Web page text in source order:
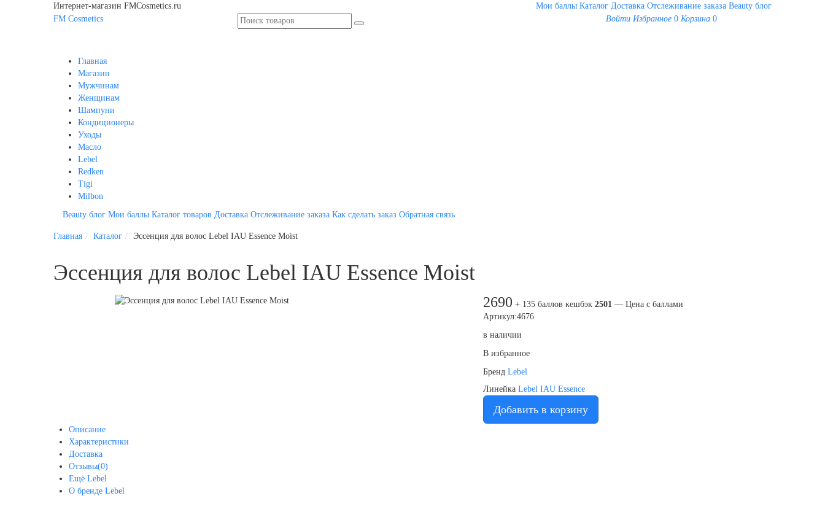
Интернет-магазин FMCosmetics.ru Мои баллы Каталог Доставка Отслеживание заказа Beauty блог
FM Cosmetics Войти Избранное 0 Корзина 0
Главная
Магазин
Мужчинам
Женщинам
Шампуни
Кондиционеры
Уходы
Масло
Lebel
Redken
Tigi
Milbon
Beauty блог Мои баллы Каталог товаров Доставка Отслеживание заказа Как сделать заказ Обратная связь
Главная Каталог Эссенция для волос Lebel IAU Essence Moist
Эссенция для волос Lebel IAU Essence Moist
2690 + 135 баллов кешбэк 2501 — Цена с баллами
Артикул:4676
в наличии
В избранное
Бренд Lebel
Линейка Lebel IAU Essence
Добавить в корзину
Описание
Характеристики
Доставка
Отзывы(0)
Ещё Lebel
О бренде Lebel